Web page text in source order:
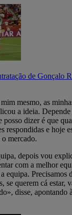
de Gonçalo
mesmo, as
a ideia. Depende
posso dizer é que
respondidas e hoje
mercado.
depois vou
com a melhor
equipa. Precisamos
se querem cá estar,
disse, apontando